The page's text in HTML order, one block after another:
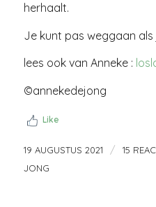
herhaalt.
Je kunt pas weggaan
lees ook van Anneke :
©annekedejong
Like
19 AUGUSTUS 2021 / 15
JONG